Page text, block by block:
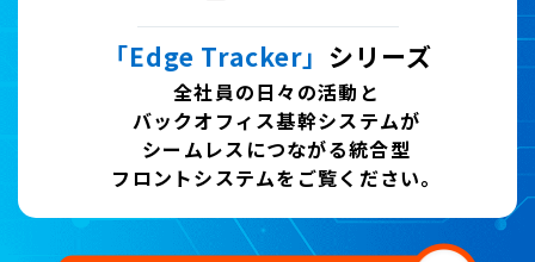
「Edge Tracker」 シリーズ
全社員の日々の活動と
バックオフィス基幹システムが
シームレスにつながる統合型
フロントシステムをご覧ください。